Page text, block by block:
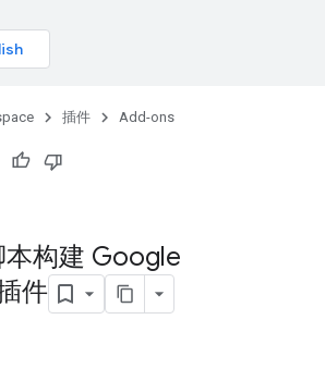
插件 Add-ons
构建 Google
件